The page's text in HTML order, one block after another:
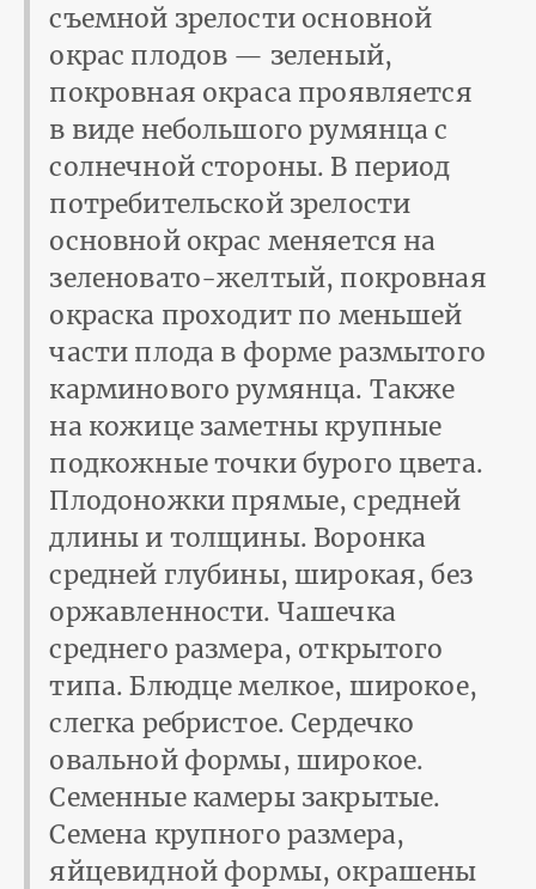
съемной зрелости основной
окрас плодов — зеленый,
покровная окраса проявляется
в виде небольшого румянца с
солнечной стороны. В период
потребительской зрелости
основной окрас меняется на
зеленовато-желтый, покровная
окраска проходит по меньшей
части плода в форме размытого
карминового румянца. Также
на кожице заметны крупные
подкожные точки бурого цвета.
Плодоножки прямые, средней
длины и толщины. Воронка
средней глубины, широкая, без
оржавленности. Чашечка
среднего размера, открытого
типа. Блюдце мелкое, широкое,
слегка ребристое. Сердечко
овальной формы, широкое.
Семенные камеры закрытые.
Семена крупного размера,
яйцевидной формы, окрашены